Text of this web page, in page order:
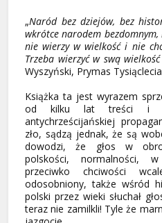
„Naród bez dziejów, bez
wkrótce narodem bezdomnym,
nie wierzy w wielkość i nie
Trzeba wierzyć w swą
Wyszyński, Prymas Tysiąclecia
Książka ta jest wyrazem
od kilku lat treści i
antychrześcijańskiej
zło, sądzą jednak, że są
dowodzi, że głos w
polskości, normalności,
przeciwko chciwości
odosobniony, także wśród
polski przez wieki słuchał
teraz nie zamilkli! Tyle że